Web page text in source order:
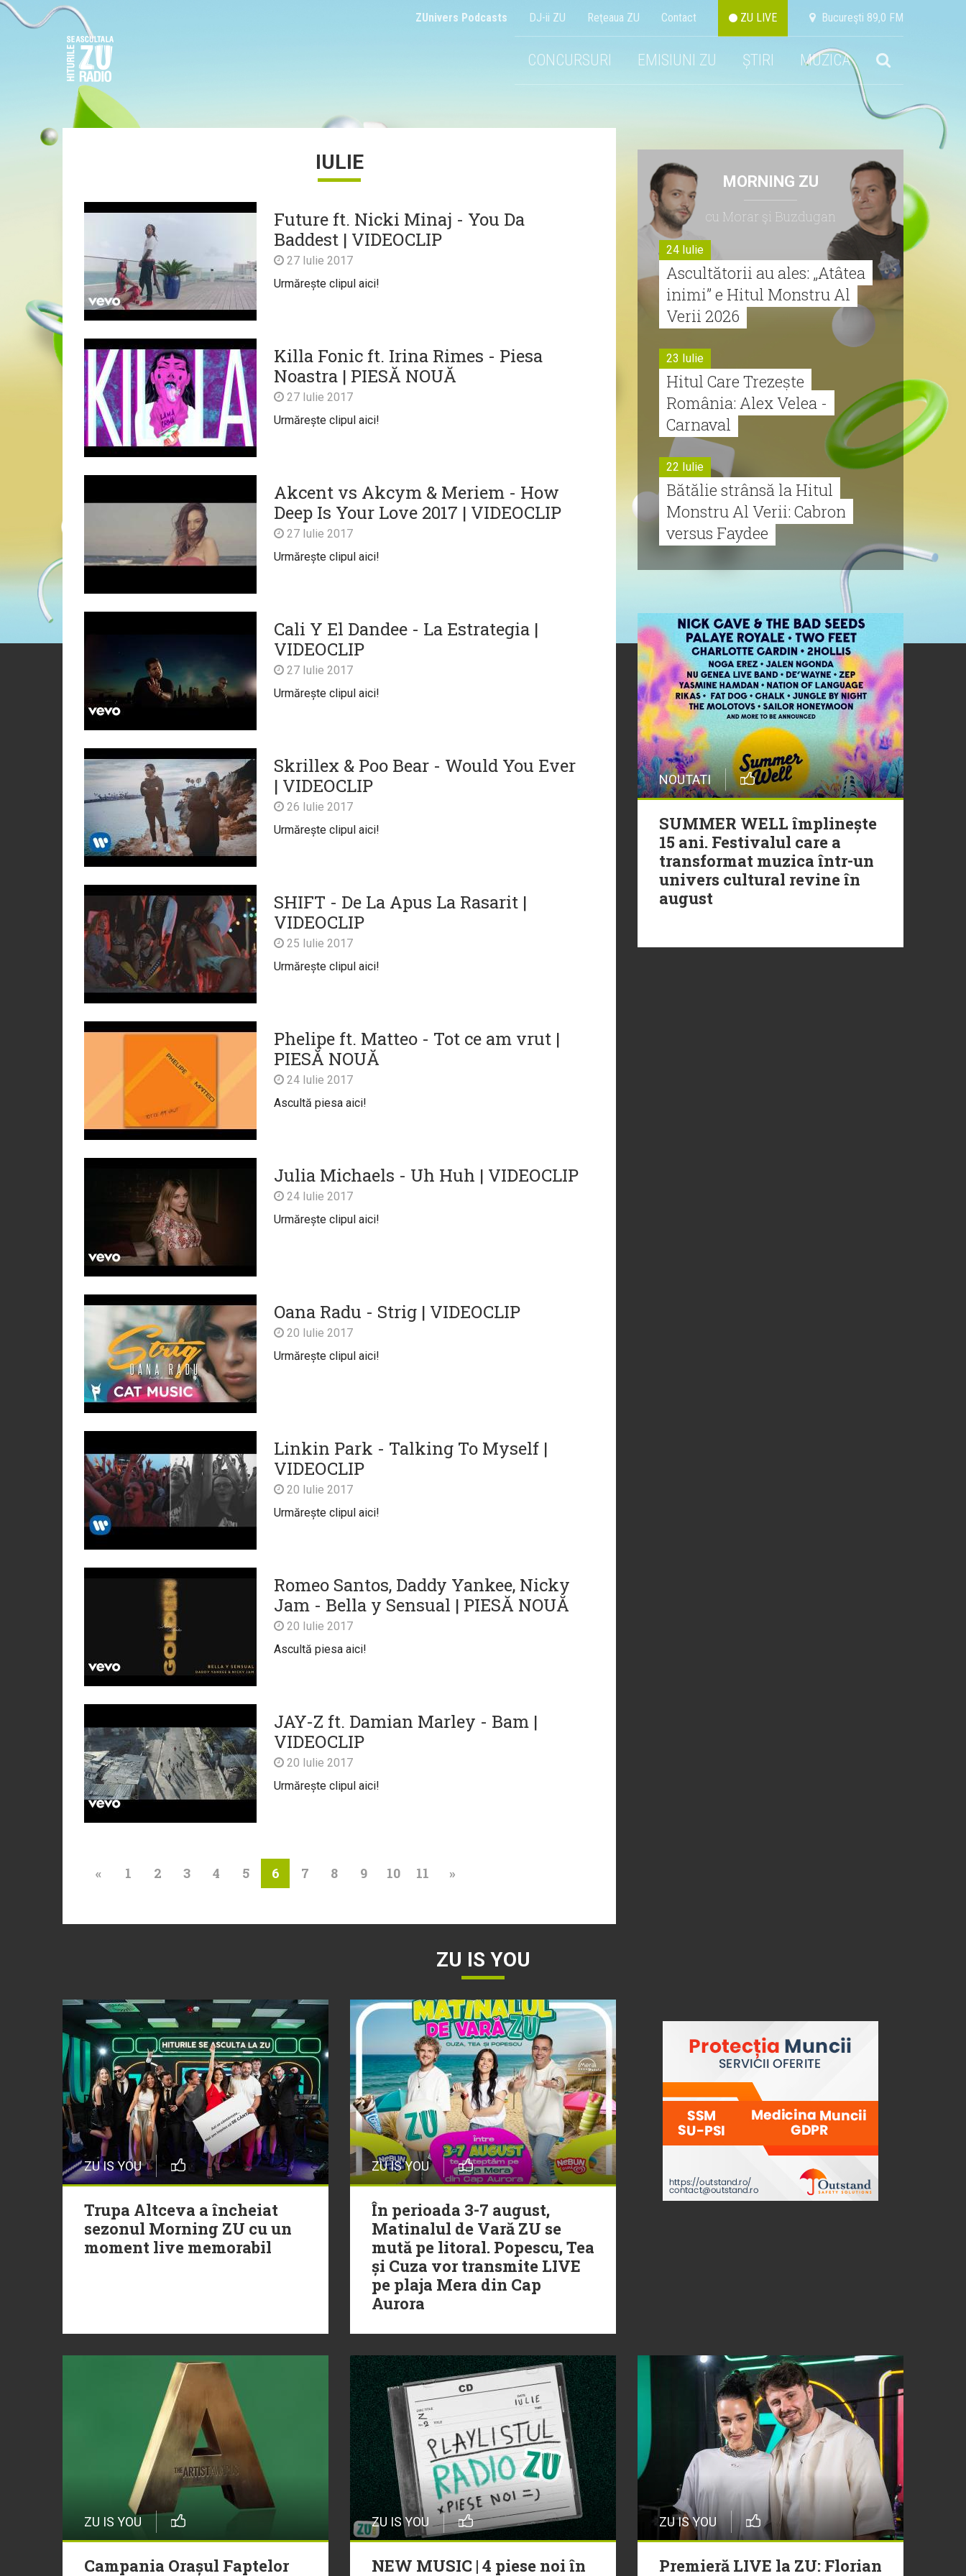
ZUnivers Podcasts DJ-ii ZU Reţeaua ZU Contact ZU LIVE Bucureşti 89,0 FM
CONCURSURI EMISIUNI ZU ȘTIRI MUZICA
IULIE
Future ft. Nicki Minaj - You Da
Baddest | VIDEOCLIP
27 Iulie 2017
Urmărește clipul aici!
Killa Fonic ft. Irina Rimes - Piesa
Noastra | PIESĂ NOUĂ
27 Iulie 2017
Urmărește clipul aici!
Akcent vs Akcym & Meriem - How
Deep Is Your Love 2017 | VIDEOCLIP
27 Iulie 2017
Urmărește clipul aici!
Cali Y El Dandee - La Estrategia |
VIDEOCLIP
27 Iulie 2017
Urmărește clipul aici!
Skrillex & Poo Bear - Would You Ever
| VIDEOCLIP
26 Iulie 2017
Urmărește clipul aici!
SHIFT - De La Apus La Rasarit |
VIDEOCLIP
25 Iulie 2017
Urmărește clipul aici!
Phelipe ft. Matteo - Tot ce am vrut |
PIESĂ NOUĂ
24 Iulie 2017
Ascultă piesa aici!
Julia Michaels - Uh Huh | VIDEOCLIP
24 Iulie 2017
Urmărește clipul aici!
Oana Radu - Strig | VIDEOCLIP
20 Iulie 2017
Urmărește clipul aici!
Linkin Park - Talking To Myself |
VIDEOCLIP
20 Iulie 2017
Urmărește clipul aici!
Romeo Santos, Daddy Yankee, Nicky
Jam - Bella y Sensual | PIESĂ NOUĂ
20 Iulie 2017
Ascultă piesa aici!
JAY-Z ft. Damian Marley - Bam |
VIDEOCLIP
20 Iulie 2017
Urmărește clipul aici!
« 1 2 3 4 5 6 7 8 9 10 11 »
MORNING ZU
cu Morar şi Buzdugan
24 Iulie
Ascultătorii au ales: „Atâtea
inimi” e Hitul Monstru Al
Verii 2026
23 Iulie
Hitul Care Trezește
România: Alex Velea -
Carnaval
22 Iulie
Bătălie strânsă la Hitul
Monstru Al Verii: Cabron
versus Faydee
Cabron vine cu Hitul
Monstru al Verii
20 Iulie
Episod nou | Muzica Aia x
DJ Christian Thomson
20 Iulie
Torpedoul lui Morar: Theo
Rose - „Ceai lângă tine”
NOUTATI
SUMMER WELL împlinește
15 ani. Festivalul care a
transformat muzica într-un
univers cultural revine în
august
ZU IS YOU
ZU IS YOU
Trupa Altceva a încheiat
sezonul Morning ZU cu un
moment live memorabil
ZU IS YOU
În perioada 3-7 august,
Matinalul de Vară ZU se
mută pe litoral. Popescu, Tea
și Cuza vor transmite LIVE
pe plaja Mera din Cap
Aurora
ZU IS YOU
Campania Orașul Faptelor
ZU IS YOU
NEW MUSIC | 4 piese noi în
ZU IS YOU
Premieră LIVE la ZU: Florian